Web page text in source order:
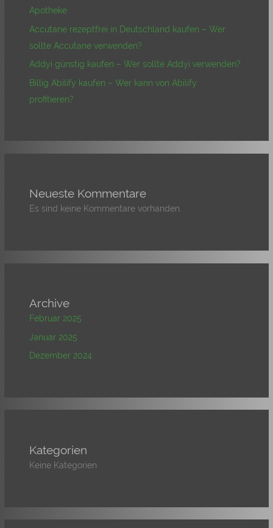
Apotheke
Accutane rezeptfrei in Deutschland kaufen – Wer
sollte Accutane verwenden?
Addyi günstig kaufen – Wer sollte Addyi verwenden?
Billig Abilify kaufen – Wer kann von Abilify
profitieren?
Neueste Kommentare
Es sind keine Kommentare vorhanden.
Archive
Februar 2025
Januar 2025
Dezember 2024
Kategorien
Keine Kategorien